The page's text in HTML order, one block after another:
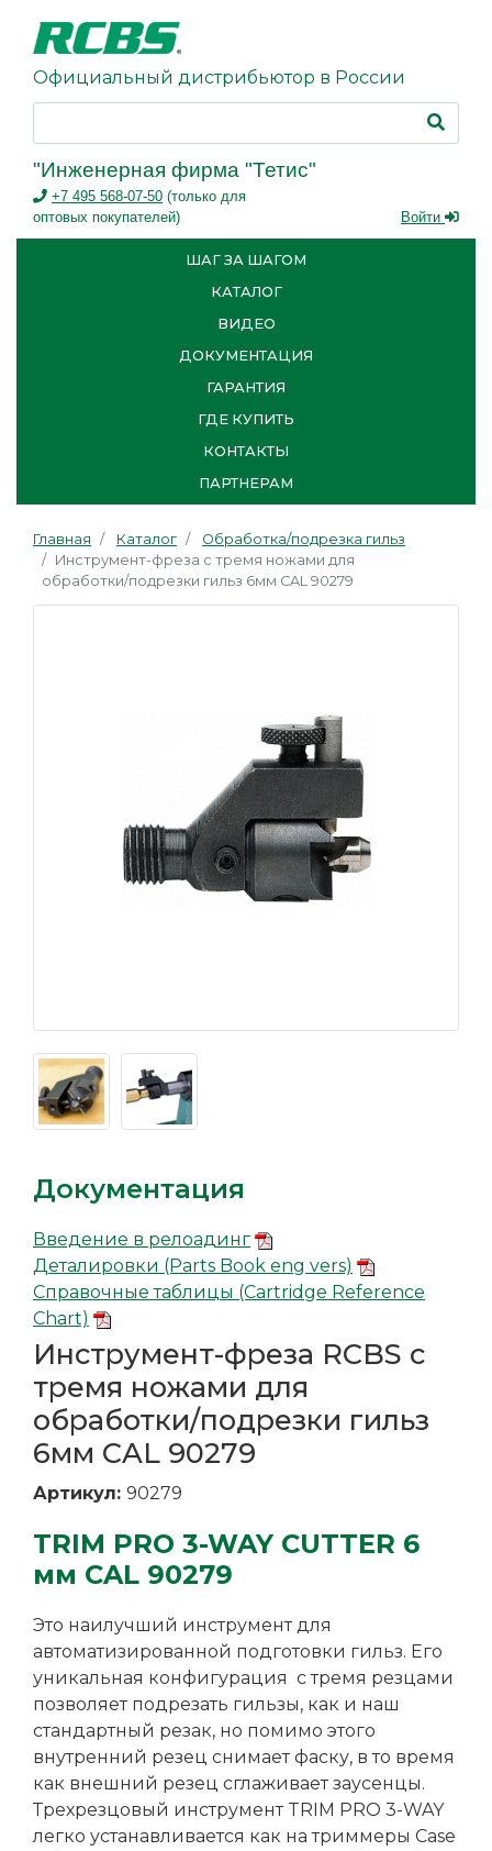
Официальный дистрибьютор в России
"Инженерная фирма "Тетис"
+7 495 568-07-50 (только для
оптовых покупателей)
Войти
ШАГ ЗА ШАГОМ
КАТАЛОГ
ВИДЕО
ДОКУМЕНТАЦИЯ
ГАРАНТИЯ
ГДЕ КУПИТЬ
КОНТАКТЫ
ПАРТНЕРАМ
Главная Каталог
Обработка/подрезка гильз
Инструмент-фреза с тремя ножами для
обработки/подрезки гильз 6мм CAL 90279
Документация
Введение в релоадинг
Деталировки (Parts Book eng vers)
Справочные таблицы (Cartridge Reference
Chart)
Инструмент-фреза RCBS с
тремя ножами для
обработки/подрезки гильз
6мм CAL 90279
Артикул: 90279
TRIM PRO 3-WAY CUTTER 6
мм CAL 90279
Это наилучший инструмент для
автоматизированной подготовки гильз. Его
уникальная конфигурация с тремя резцами
позволяет подрезать гильзы, как и наш
стандартный резак, но помимо этого
внутренний резец снимает фаску, в то время
как внешний резец сглаживает заусенцы.
Трехрезцовый инструмент TRIM PRO 3-WAY
легко устанавливается как на триммеры Case